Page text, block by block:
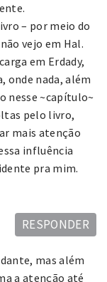
– por meio do
vejo em Hal.
em Erdady,
onde nada, além
nesse ~capítulo~
pelo livro,
mais atenção
influência
pra mim.
mas além
a atenção até
RESPONDER